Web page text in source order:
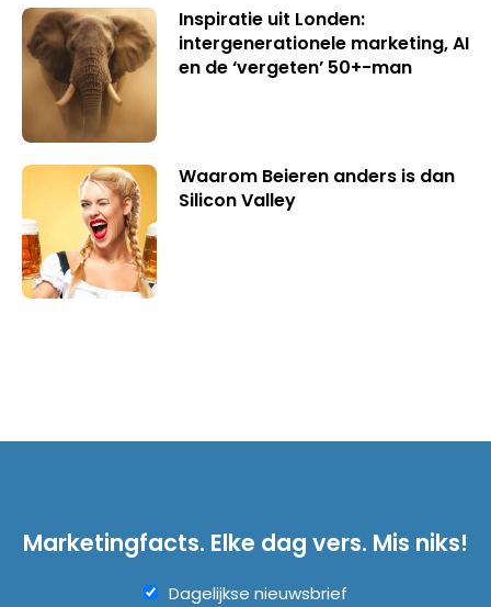
Inspiratie uit Londen:
intergenerationele marketing, AI
en de ‘vergeten’ 50+-man
Waarom Beieren anders is dan
Silicon Valley
Marketingfacts. Elke dag vers. Mis niks!
Dagelijkse nieuwsbrief